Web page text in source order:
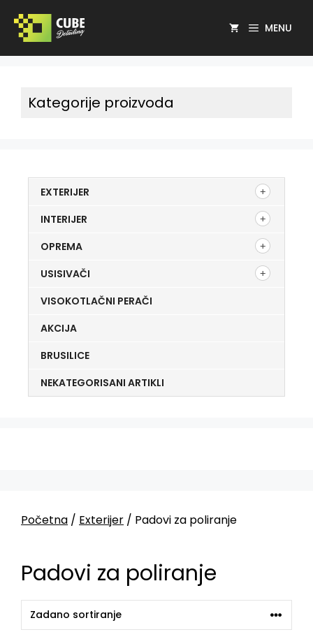
MENU
Početna / Exterijer / Padovi za poliranje
Padovi za poliranje
Kategorije proizvoda
EXTERIJER
INTERIJER
OPREMA
USISIVAČI
VISOKOTLAČNI PERAČI
AKCIJA
BRUSILICE
NEKATEGORISANI ARTIKLI